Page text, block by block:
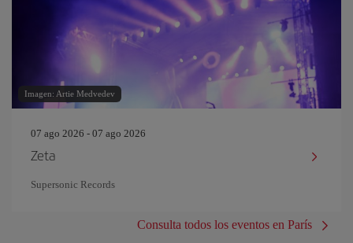
Imagen: Artie Medvedev
07 ago 2026 - 07 ago 2026
Zeta
Supersonic Records
Consulta todos los eventos en París